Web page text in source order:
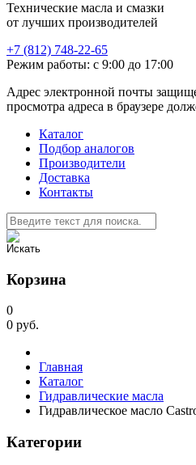
Технические масла и смазки
от лучших производителей
+7 (812) 748-22-65
Режим работы: с 9:00 до 17:00
Адрес электронной почты
просмотра адреса в браузере
Каталог
Подбор аналогов
Производители
Доставка
Контакты
Корзина
0
0 руб.
Главная
Каталог
Гидравлические масла
Гидравлическое масло
Категории